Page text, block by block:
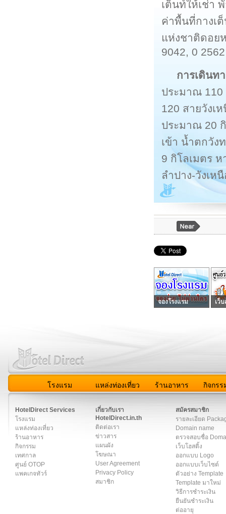
เต็นท์ให้เช่า
ค่าพื้นที่กางเ
แห่งชาติดอย
9042, 0
การเดินท
ประมาณ 110
120 สายวังเ
ประมาณ 20
เข้า น้ำตกวัง
9 กิโลเมตร
ลำปาง-วังเห
จองโรงแรม เว็
โรงแรม แหล่งท่องเที่ยว ร้านอาหาร กิจกรร
HotelDirect Services
โรงแรม
แหล่งท่องเที่ยว
ร้านอาหาร
กิจกรรม
เทศกาล
ศูนย์ OTOP
แพคเกจทัวร์
เกี่ยวกับเรา
HotelDirect.in.th
ติดต่อเรา
ข่าวสาร
แผนผัง
โฆษณา
User Agreement
Privacy Policy
สมาชิก
สมัครสมาชิก
รายละเอียด
Domain name
ตรวจสอบชื่อ
เว็บโฮสติ้ง
ออกแบบ Logo
ออกแบบเว็บไซต์
ตัวอย่าง Template
Template มาใหม่
วิธีการชำระเงิน
ยืนยันชำระเงิน
ต่ออายุ